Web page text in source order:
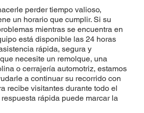
perder tiempo valioso,
un horario que cumplir. Si su
mientras se encuentra en
está disponible las 24 horas
rápida, segura y
necesite un remolque, una
o cerrajería automotriz, estamos
a continuar su recorrido con
recibe visitantes durante todo el
rápida puede marcar la